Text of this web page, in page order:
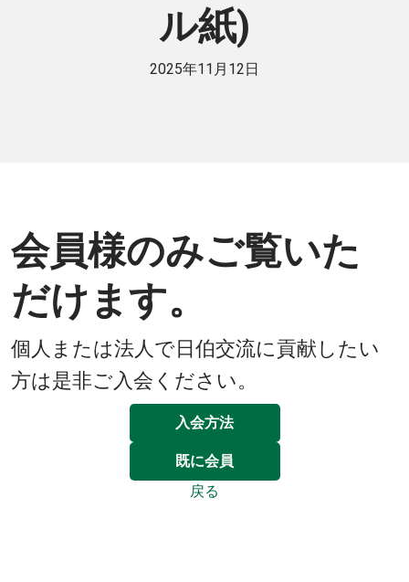
ル紙)
2025年11月12日
会員様のみご覧いた
だけます。
個人または法人で日伯交流に貢献したい
方は是非ご入会ください。
入会方法
既に会員
戻る